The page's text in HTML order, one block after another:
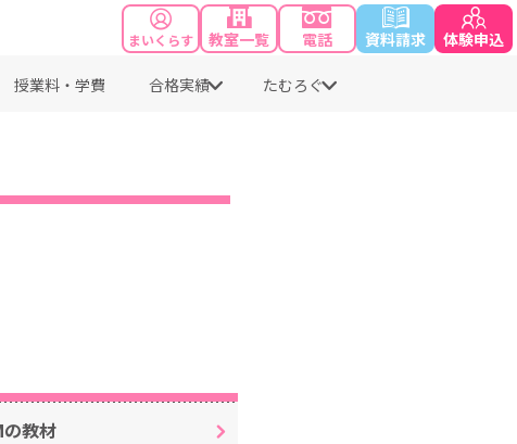
まいくらす 教室一覧 電話 資料請求 体験申込
授業料・学費 合格実績 たむろぐ
の教材